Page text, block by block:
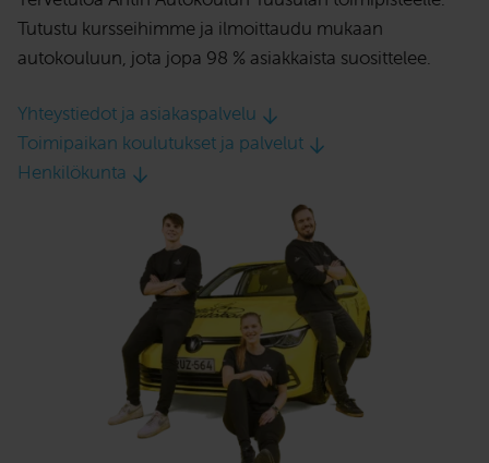
Tutustu kursseihimme ja ilmoittaudu mukaan
autokouluun, jota jopa 98 % asiakkaista suosittelee.
Yhteystiedot ja asiakaspalvelu
Toimipaikan koulutukset ja palvelut
Henkilökunta